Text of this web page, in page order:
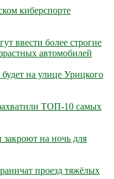
киберспорте
ввести более строгие
автомобилей
на улице Урицкого
ТОП-10 самых
на ночь для
проезд тяжёлых